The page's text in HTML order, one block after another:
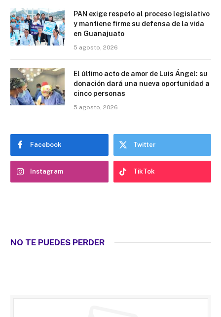
PAN exige respeto al proceso legislativo
y mantiene firme su defensa de la vida
en Guanajuato
5 agosto, 2026
El último acto de amor de Luis Ángel: su
donación dará una nueva oportunidad a
cinco personas
5 agosto, 2026
Facebook Twitter
Instagram TikTok
NO TE PUEDES PERDER